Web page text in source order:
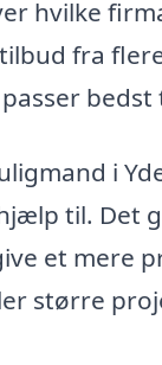
hvilke
fra
i
til. Det
et mere
større